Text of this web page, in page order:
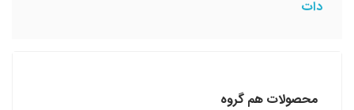
دات
محصولات هم گروه